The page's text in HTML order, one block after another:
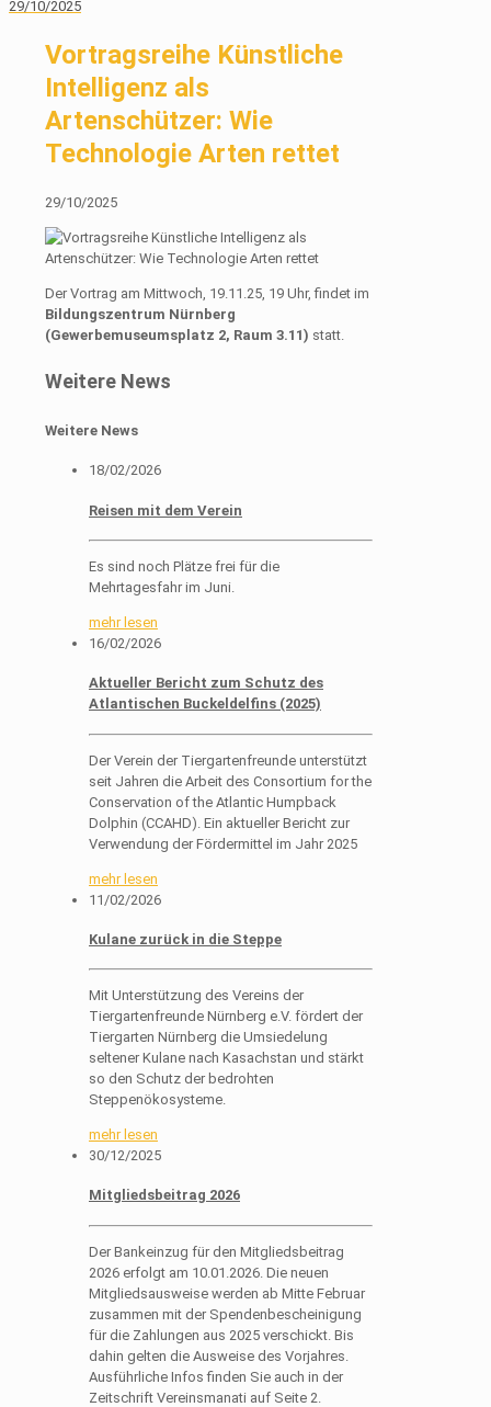
29/10/2025
Vortragsreihe Künstliche
Intelligenz als
Artenschützer: Wie
Technologie Arten rettet
29/10/2025
Der Vortrag am Mittwoch, 19.11.25, 19 Uhr, findet im
Bildungszentrum Nürnberg
(Gewerbemuseumsplatz 2, Raum 3.11) statt.
Weitere News
Weitere News
18/02/2026
Reisen mit dem Verein
Es sind noch Plätze frei für die
Mehrtagesfahr im Juni.
mehr lesen
16/02/2026
Aktueller Bericht zum Schutz des
Atlantischen Buckeldelfins (2025)
Der Verein der Tiergartenfreunde unterstützt
seit Jahren die Arbeit des Consortium for the
Conservation of the Atlantic Humpback
Dolphin (CCAHD). Ein aktueller Bericht zur
Verwendung der Fördermittel im Jahr 2025
mehr lesen
11/02/2026
Kulane zurück in die Steppe
Mit Unterstützung des Vereins der
Tiergartenfreunde Nürnberg e.V. fördert der
Tiergarten Nürnberg die Umsiedelung
seltener Kulane nach Kasachstan und stärkt
so den Schutz der bedrohten
Steppenökosysteme.
mehr lesen
30/12/2025
Mitgliedsbeitrag 2026
Der Bankeinzug für den Mitgliedsbeitrag
2026 erfolgt am 10.01.2026. Die neuen
Mitgliedsausweise werden ab Mitte Februar
zusammen mit der Spendenbescheinigung
für die Zahlungen aus 2025 verschickt. Bis
dahin gelten die Ausweise des Vorjahres.
Ausführliche Infos finden Sie auch in der
Zeitschrift Vereinsmanati auf Seite 2.